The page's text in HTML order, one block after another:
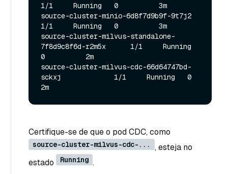
1/1     Running   0          3m
source-cluster-minio-6d8f7d9b9f-9t7j2
1/1     Running   0          3m
source-cluster-milvus-standalone-
7f8d9c8f6d-r2m5x      1/1     Running
0          2m
source-cluster-milvus-cdc-66d64747bd-
sckxj             1/1     Running   0
Certifique-se de que o pod CDC, como
source-cluster-milvus-cdc-...
, esteja no
estado
Running .